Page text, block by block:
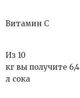
Витамин С
Из 10
кг вы получите 6,4
л сока